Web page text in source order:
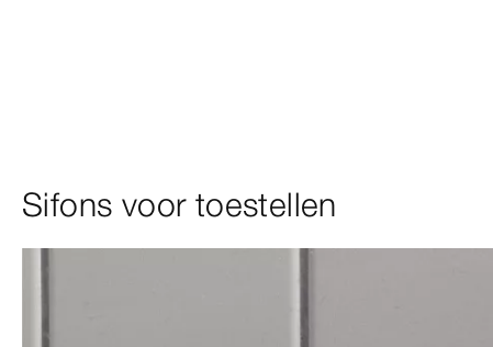
Sifons voor toestellen